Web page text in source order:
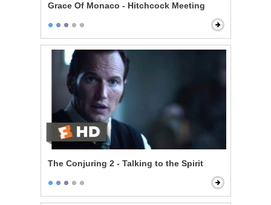
Grace Of Monaco - Hitchcock Meeting
The Conjuring 2 - Talking to the Spirit